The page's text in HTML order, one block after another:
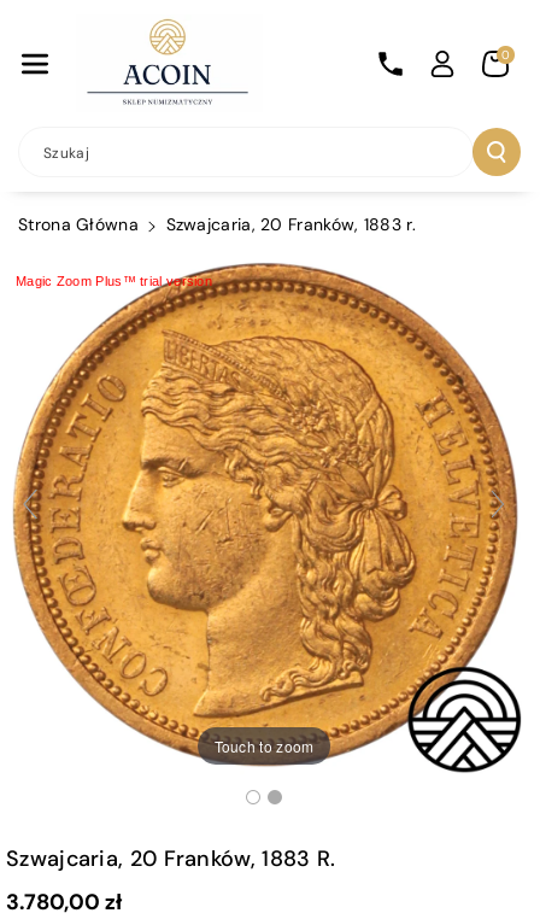
Szukaj
0
Strona Główna Szwajcaria, 20 Franków, 1883 r.
Touch to zoom
Magic Zoom Plus™ trial version
Szwajcaria, 20 Franków, 1883 R.
3.780,00 zł